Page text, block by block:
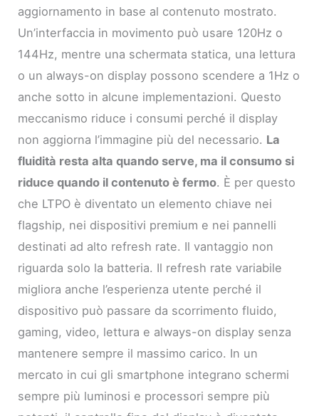
aggiornamento in base al contenuto mostrato.
Un’interfaccia in movimento può usare 120Hz o
144Hz, mentre una schermata statica, una lettura
o un always-on display possono scendere a 1Hz o
anche sotto in alcune implementazioni. Questo
meccanismo riduce i consumi perché il display
non aggiorna l’immagine più del necessario. La
fluidità resta alta quando serve, ma il consumo si
riduce quando il contenuto è fermo. È per questo
che LTPO è diventato un elemento chiave nei
flagship, nei dispositivi premium e nei pannelli
destinati ad alto refresh rate. Il vantaggio non
riguarda solo la batteria. Il refresh rate variabile
migliora anche l’esperienza utente perché il
dispositivo può passare da scorrimento fluido,
gaming, video, lettura e always-on display senza
mantenere sempre il massimo carico. In un
mercato in cui gli smartphone integrano schermi
sempre più luminosi e processori sempre più